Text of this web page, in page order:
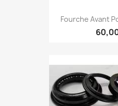
Fourche Avant